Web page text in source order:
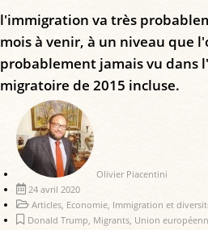
l'immigration va très
mois à venir, à un niveau que
probablement jamais vu dans
migratoire de 2015 incluse.
Olivier Piacentini
24 avril 2020
Articles, Economie, Immigration et
Donald Trump, Migrants, Union